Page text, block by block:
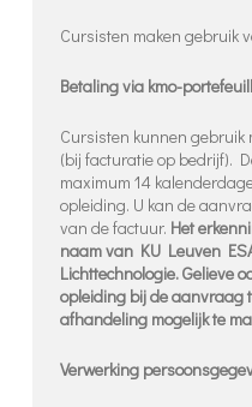
Cursisten maken gebruik
Betaling via kmo-
Cursisten kunnen
(bij facturatie op bedrijf).
maximum 14
opleiding. U kan de
van de factuur. Het
naam van KU Leuven
Lichttechnologie. Gelieve
opleiding bij de aanvraag
afhandeling mogelijk te
Verwerking